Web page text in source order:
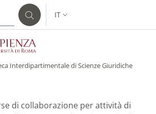
SELETTORE LINGUA:
IT
Interdipartimentale di Scienze Giuridiche
di collaborazione per attività di